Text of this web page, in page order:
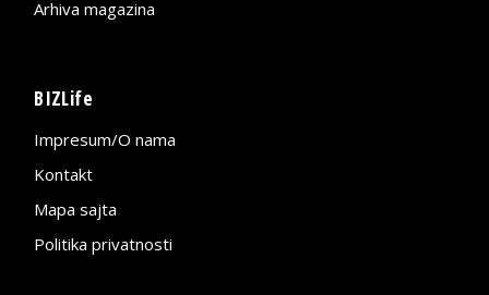
Arhiva magazina
BIZLife
Impresum/O nama
Kontakt
Mapa sajta
Politika privatnosti